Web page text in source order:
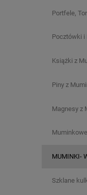
Portfele,
Pocztówki i
Książki z
Piny z
Magnesy z
MUMINKI-
Szklane